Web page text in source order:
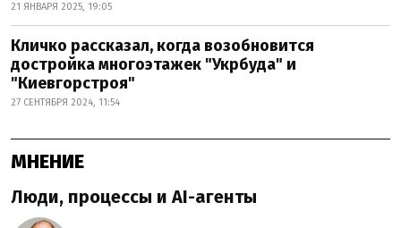
21 ЯНВАРЯ 2025, 19:05
Кличко рассказал, когда возобновится
достройка многоэтажек "Укрбуда" и
"Киевгорстроя"
27 СЕНТЯБРЯ 2024, 11:54
МНЕНИЕ
Люди, процессы и AI-агенты